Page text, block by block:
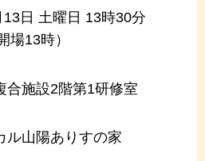
13日 土曜日 13時30分
場13時）
合施設2階第1研修室
ル山陽ありすの家